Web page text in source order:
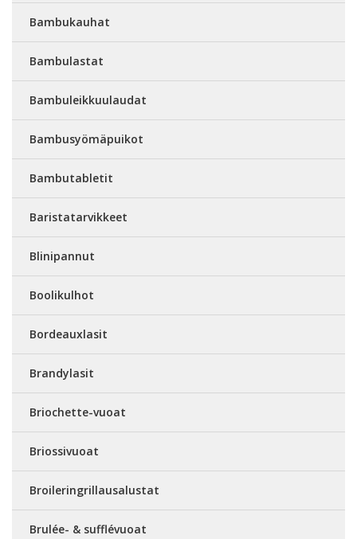
Bambukauhat
Bambulastat
Bambuleikkuulaudat
Bambusyömäpuikot
Bambutabletit
Baristatarvikkeet
Blinipannut
Boolikulhot
Bordeauxlasit
Brandylasit
Briochette-vuoat
Briossivuoat
Broileringrillausalustat
Brulée- & sufflévuoat